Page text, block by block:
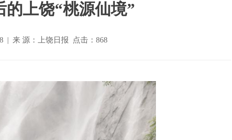
的上饶“桃源仙境”
| 来 源：上饶日报 点击： 868